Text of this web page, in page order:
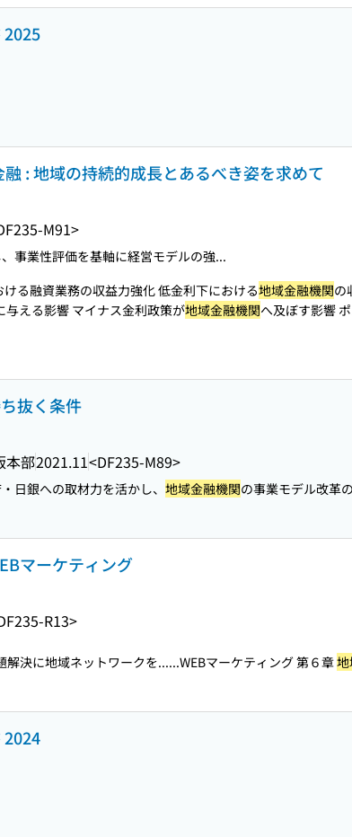
2025
: 地域の持続的成長とあるべき姿を求めて
M91>
事業性評価を基軸に経営モデルの強...
ける融資業務の収益力強化 低金利下における地域金融機関の
える影響 マイナス金利政策が地域金融機関へ及ぼす影響
抜く条件
本部2021.11<DF235-M89>
日銀への取材力を活かし、 地域金融機関の事業モデル改革
マーケティング
R13>
解決に地域ネットワークを......WEBマーケティング 第６章
2024